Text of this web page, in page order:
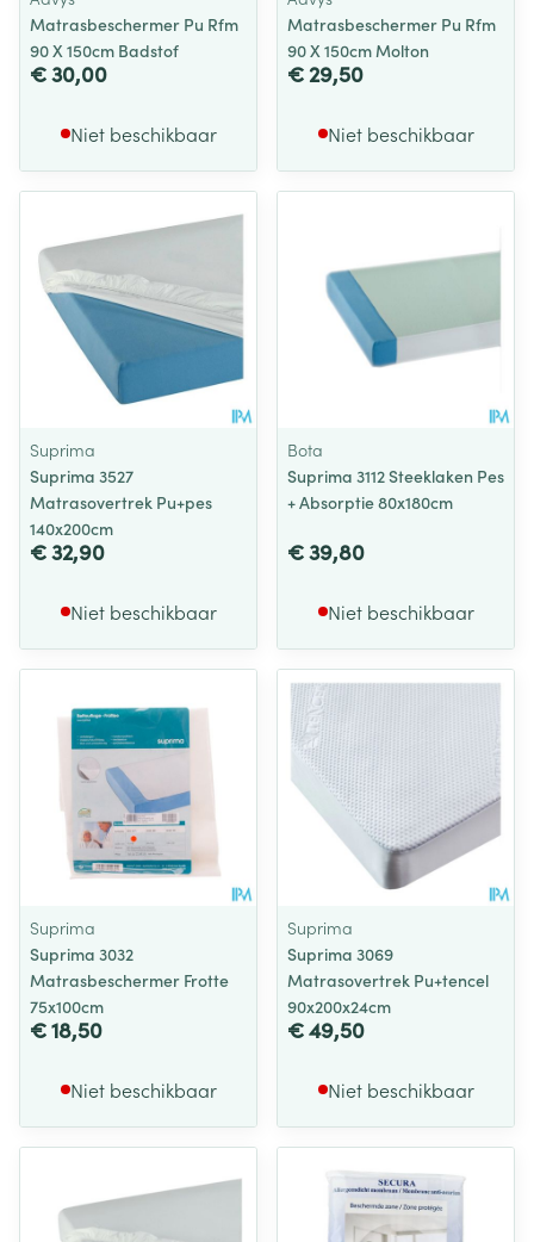
Matrasbeschermer Pu Rfm
90 X 150cm Badstof
€ 30,00
Niet beschikbaar
Matrasbeschermer Pu Rfm
90 X 150cm Molton
€ 29,50
Niet beschikbaar
Suprima
Suprima 3527
Matrasovertrek Pu+pes
140x200cm
€ 32,90
Niet beschikbaar
Bota
Suprima 3112 Steeklaken Pes
+ Absorptie 80x180cm
€ 39,80
Niet beschikbaar
Suprima
Suprima 3032
Matrasbeschermer Frotte
75x100cm
€ 18,50
Niet beschikbaar
Suprima
Suprima 3069
Matrasovertrek Pu+tencel
90x200x24cm
€ 49,50
Niet beschikbaar